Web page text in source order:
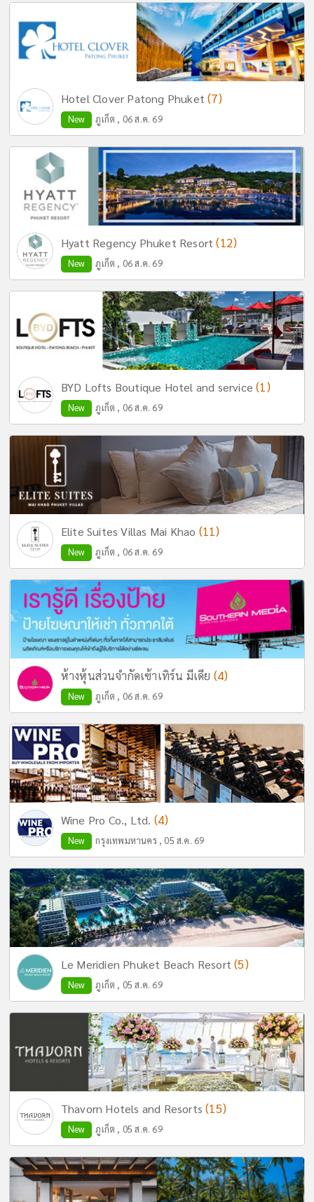
Hotel Clover Patong Phuket(7)
New ภูเก็ต , 06 ส.ค. 69
Hyatt Regency Phuket Resort(12)
New ภูเก็ต , 06 ส.ค. 69
BYD Lofts Boutique Hotel and service(1)
New ภูเก็ต , 06 ส.ค. 69
Elite Suites Villas Mai Khao (11)
New ภูเก็ต , 06 ส.ค. 69
ห้างหุ้นส่วนจำกัดเซ้าเทิร์น มีเดีย (4)
New ภูเก็ต , 06 ส.ค. 69
Wine Pro Co., Ltd. (4)
New กรุงเทพมหานคร , 05 ส.ค. 69
Le Meridien Phuket Beach Resort(5)
New ภูเก็ต , 05 ส.ค. 69
Thavorn Hotels and Resorts(15)
New ภูเก็ต , 05 ส.ค. 69